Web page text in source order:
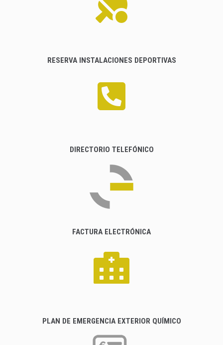
RESERVA INSTALACIONES DEPORTIVAS
DIRECTORIO TELEFÓNICO
FACTURA ELECTRÓNICA
PLAN DE EMERGENCIA EXTERIOR QUÍMICO